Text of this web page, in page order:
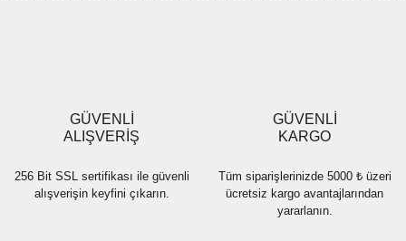
Ürün fiyatı diğer sitelerden daha pahalı.
Bu ürüne benzer farklı alternatifler olmalı.
GÜVENLİ
ALIŞVERİŞ
256 Bit SSL sertifikası ile güvenli
alışverişin keyfini çıkarın.
GÜVENLİ
KARGO
Tüm siparişlerinizde 5000 ₺ üzeri
ücretsiz kargo avantajlarından
yararlanın.